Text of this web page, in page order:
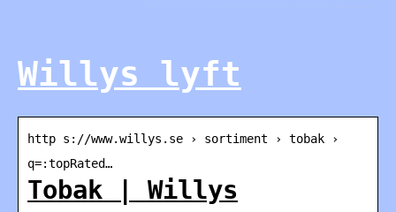
Willys lyft
http s://www.willys.se › sortiment › tobak ›
q=:topRated…
Tobak | Willys